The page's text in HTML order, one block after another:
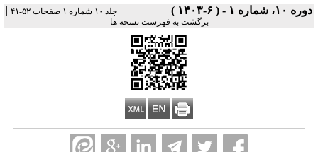
دوره ۱۰، شماره ۱ - ( ۶-۱۴۰۳ ) جلد ۱۰ شماره ۱ صفحات ۵۲-۴۱ |
برگشت به فهرست نسخه ها